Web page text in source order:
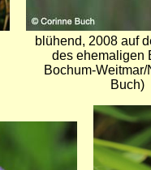
blühend, 2008 auf
des ehemaligen
Bochum-
Buch)
Bild